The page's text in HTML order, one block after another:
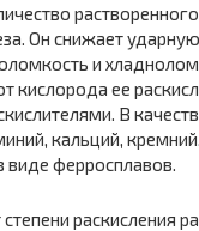
Он снижает ударную
и
кислорода ее
В
кальций,
виде ферросплавов.
раскисления